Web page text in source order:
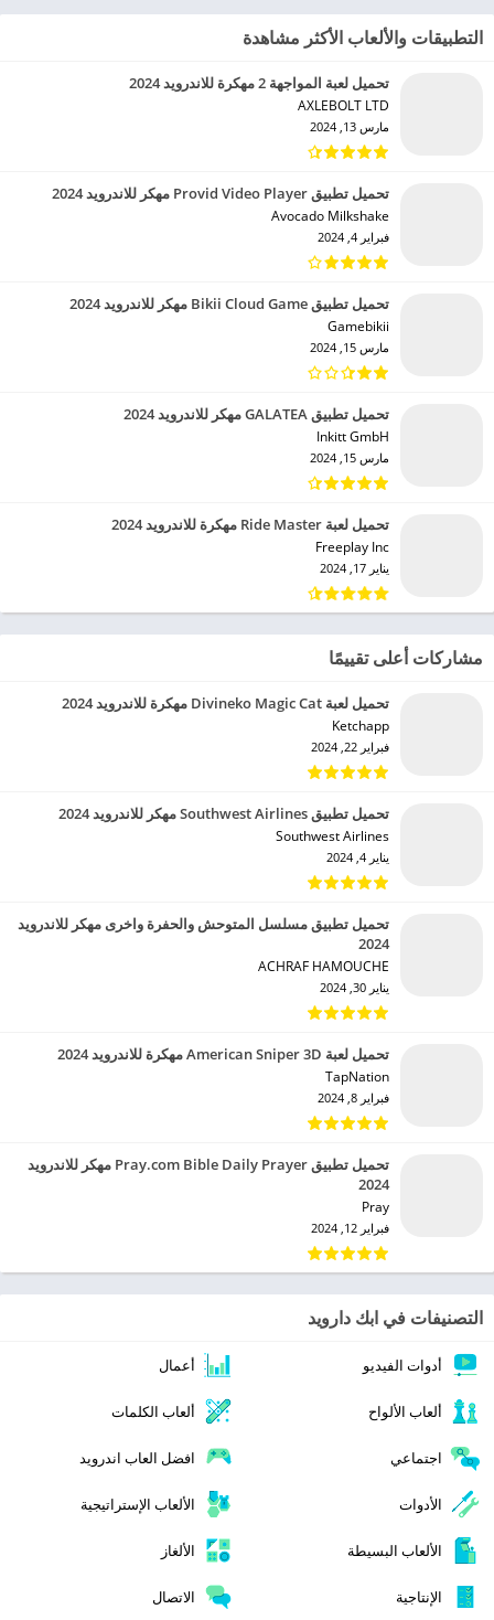
التطبيقات والألعاب الأكثر مشاهدة
تحميل لعبة المواجهة 2 مهكرة للاندرويد 2024
AXLEBOLT LTD‏
مارس 13, 2024
تحميل تطبيق Provid Video Player مهكر للاندرويد 2024
Avocado Milkshake‏
فبراير 4, 2024
تحميل تطبيق Bikii Cloud Game مهكر للاندرويد 2024
Gamebikii‏
مارس 15, 2024
تحميل تطبيق GALATEA مهكر للاندرويد 2024
Inkitt GmbH‏
مارس 15, 2024
تحميل لعبة Ride Master مهكرة للاندرويد 2024
Freeplay Inc‏
يناير 17, 2024
مشاركات أعلى تقييمًا
تحميل لعبة Divineko Magic Cat مهكرة للاندرويد 2024
Ketchapp‏
فبراير 22, 2024
تحميل تطبيق Southwest Airlines مهكر للاندرويد 2024
Southwest Airlines‏
يناير 4, 2024
تحميل تطبيق مسلسل المتوحش والحفرة واخرى مهكر للاندرويد
2024
ACHRAF HAMOUCHE‏
يناير 30, 2024
تحميل لعبة American Sniper 3D مهكرة للاندرويد 2024
TapNation‏
فبراير 8, 2024
تحميل تطبيق Pray.com Bible Daily Prayer مهكر للاندرويد
2024
Pray‏
فبراير 12, 2024
التصنيفات في ابك دارويد
أدوات الفيديو أعمال
ألعاب الألواح ألعاب الكلمات
اجتماعي افضل العاب اندرويد
الأدوات الألعاب الإستراتيجية
الألعاب البسيطة الألغاز
الإنتاجية الاتصال